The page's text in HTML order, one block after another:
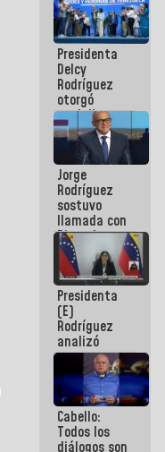
Mayor
Eléctrico
para
abordar
planes de
acción
Presidenta
Delcy
Rodríguez
otorgó
medalla
"Héroe de
Venezuela"
a servidores
públicos
Jorge
Rodríguez
sostuvo
llamada con
Dinorah
Figuera y
acuerdan
primer
encuentro
presencial
para el
diálogo
Presidenta
(E)
Rodríguez
analizó
junto a
gobernadores
planes de
recuperación
del Sistema
Eléctrico
Cabello:
Todos los
diálogos son